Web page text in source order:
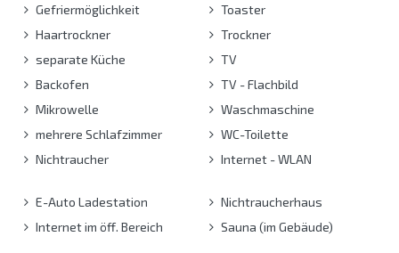
Gefriermöglichkeit
Haartrockner
separate Küche
Backofen
Mikrowelle
mehrere Schlafzimmer
Nichtraucher
Toaster
Trockner
TV
TV - Flachbild
Waschmaschine
WC-Toilette
Internet - WLAN
E-Auto Ladestation
Internet im öff. Bereich
Nichtraucherhaus
Sauna (im Gebäude)